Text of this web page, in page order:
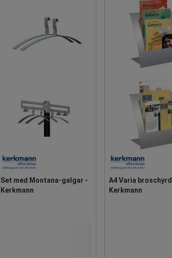
Set med Montana-galgar -
Kerkmann
A4 Varia
Kerkmann